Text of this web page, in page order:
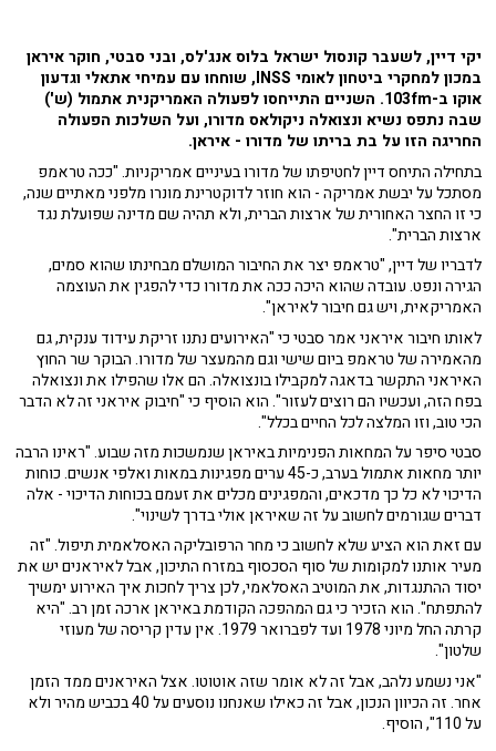
יקי דיין, לשעבר קונסול ישראל בלוס אנג'לס, ובני סבטי, חוקר איראן
במכון למחקרי ביטחון לאומי INSS, שוחחו עם עמיחי אתאלי וגדעון
אוקו ב-103fm. השניים התייחסו לפעולה האמריקנית אתמול (ש')
שבה נתפס נשיא ונצואלה ניקולאס מדורו, ועל השלכות הפעולה
החריגה הזו על בת בריתו של מדורו - איראן.
בתחילה התיחס דיין לחטיפתו של מדורו בעיניים אמריקניות. "ככה טראמפ
מסתכל על יבשת אמריקה - הוא חוזר לדוקטרינת מונרו מלפני מאתיים שנה,
כי זו החצר האחורית של ארצות הברית, ולא תהיה שם מדינה שפועלת נגד
ארצות הברית".
לדבריו של דיין, "טראמפ יצר את החיבור המושלם מבחינתו שהוא סמים,
הגירה ונפט. עובדה שהוא היכה ככה את מדורו כדי להפגין את העוצמה
האמריקאית, ויש גם חיבור לאיראן".
לאותו חיבור איראני אמר סבטי כי "האירועים נתנו זריקת עידוד ענקית, גם
מהאמירה של טראמפ ביום שישי וגם מהמעצר של מדורו. הבוקר שר החוץ
האיראני התקשר בדאגה למקבילו בונצואלה. הם אלו שהפילו את ונצואלה
בפח הזה, ועכשיו הם רוצים לעזור". הוא הוסיף כי "חיבוק איראני זה לא הדבר
הכי טוב, וזו המלצה לכל החיים בכלל".
סבטי סיפר על המחאות הפנימיות באיראן שנמשכות מזה שבוע. "ראינו הרבה
יותר מחאות אתמול בערב, כ-45 ערים מפגינות במאות ואלפי אנשים. כוחות
הדיכוי לא כל כך מדכאים, והמפגינים מכלים את זעמם בכוחות הדיכוי - אלה
דברים שגורמים לחשוב על זה שאיראן אולי בדרך לשינוי".
עם זאת הוא הציע שלא לחשוב כי מחר הרפובליקה האסלאמית תיפול. "זה
מעיר אותנו למקומות של סוף הסכסוף במזרח התיכון, אבל לאיראנים יש את
יסוד ההתנגדות, את המוטיב האסלאמי, לכן צריך לחכות איך האירוע ימשיך
להתפתח". הוא הזכיר כי גם המהפכה הקודמת באיראן ארכה זמן רב. "היא
קרתה החל מיוני 1978 ועד לפברואר 1979. אין עדין קריסה של מעוזי
שלטון".
"אני נשמע נלהב, אבל זה לא אומר שזה אוטוטו. אצל האיראנים ממד הזמן
אחר. זה הכיוון הנכון, אבל זה כאילו שאנחנו נוסעים על 40 בכביש מהיר ולא
על 110", הוסיף.